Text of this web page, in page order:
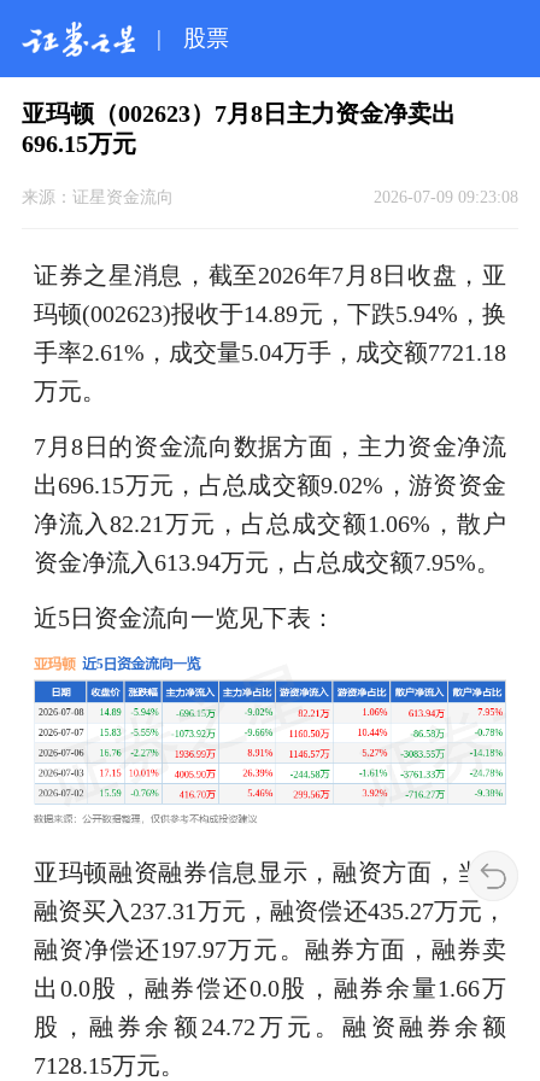
| 股票
亚玛顿（002623）7月8日主力资金净卖出
696.15万元
来源： 证星资金流向 2026-07-09 09:23:08
证券之星消息，截至2026年7月8日收盘，亚
玛顿(002623)报收于14.89元，下跌5.94%，换
手率2.61%，成交量5.04万手，成交额7721.18
万元。
7月8日的资金流向数据方面，主力资金净流
出696.15万元，占总成交额9.02%，游资资金
净流入82.21万元，占总成交额1.06%，散户
资金净流入613.94万元，占总成交额7.95%。
近5日资金流向一览见下表：
亚玛顿融资融券信息显示，融资方面，当日
融资买入237.31万元，融资偿还435.27万元，
融资净偿还197.97万元。融券方面，融券卖
出0.0股，融券偿还0.0股，融券余量1.66万
股，融券余额24.72万元。融资融券余额
7128.15万元。